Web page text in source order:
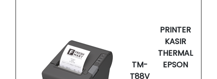
TM-
T88V
PRINTER
KASIR
THERMAL
EPSON